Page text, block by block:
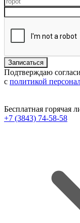
Подтверждаю
с политикой
Бесплатная горячая
+7 (3843) 74-58-58